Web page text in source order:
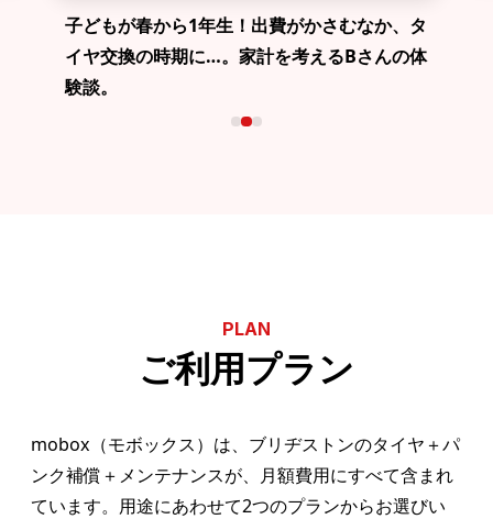
子どもが春から1年生！出費がかさむなか、タ
イヤ交換の時期に…。家計を考えるBさんの体
験談。
PLAN
ご利用プラン
mobox（モボックス）は、ブリヂストンのタイヤ＋パ
ンク補償＋メンテナンスが、月額費用にすべて含まれ
ています。用途にあわせて2つのプランからお選びい